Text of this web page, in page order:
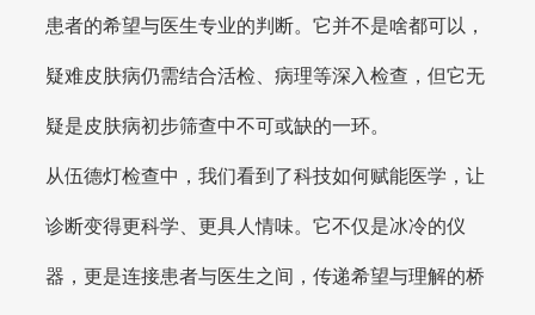
患者的希望与医生专业的判断。它并不是啥都可以，
疑难皮肤病仍需结合活检、病理等深入检查，但它无
疑是皮肤病初步筛查中不可或缺的一环。
从伍德灯检查中，我们看到了科技如何赋能医学，让
诊断变得更科学、更具人情味。它不仅是冰冷的仪
器，更是连接患者与医生之间，传递希望与理解的桥